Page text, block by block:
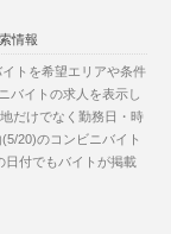
情報
トを希望エリアや条件
バイトの求人を表示し
だけでなく勤務日・時
20)のコンビニバイト
日付でもバイトが掲載